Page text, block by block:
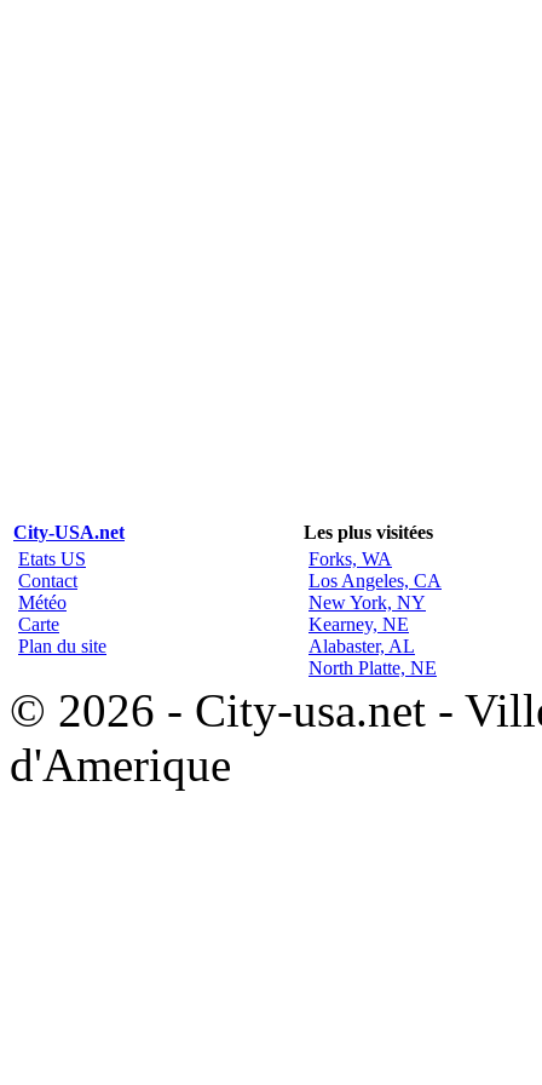
City-USA.net
Les plus visitées
Etats US
Contact
Météo
Carte
Plan du site
Forks, WA
Los Angeles, CA
New York, NY
Kearney, NE
Alabaster, AL
North Platte, NE
© 2026 - City-usa.net -
d'Amerique